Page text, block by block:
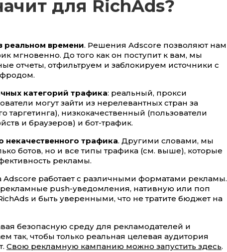
для RichAds?
реальном времени. Решения Adscore позволяют нам
мгновенно. До того как он поступит к вам, мы
отчеты, отфильтруем и заблокируем источники с
категорий трафика: реальный, прокси
могут зайти из нерелевантных стран за
таргетинга), низкокачественный (пользователи
и браузеров) и бот-трафик.
некачественного трафика. Другими словами, мы
ботов, но и все типы трафика (см. выше), которые
рекламы.
Adscore работает с различными форматами рекламы.
рекламные push-уведомления, нативную или поп
и быть уверенными, что не тратите бюджет на
безопасную среду для рекламодателей и
так, чтобы только реальная целевая аудитория
Свою рекламную кампанию можно запустить здесь.